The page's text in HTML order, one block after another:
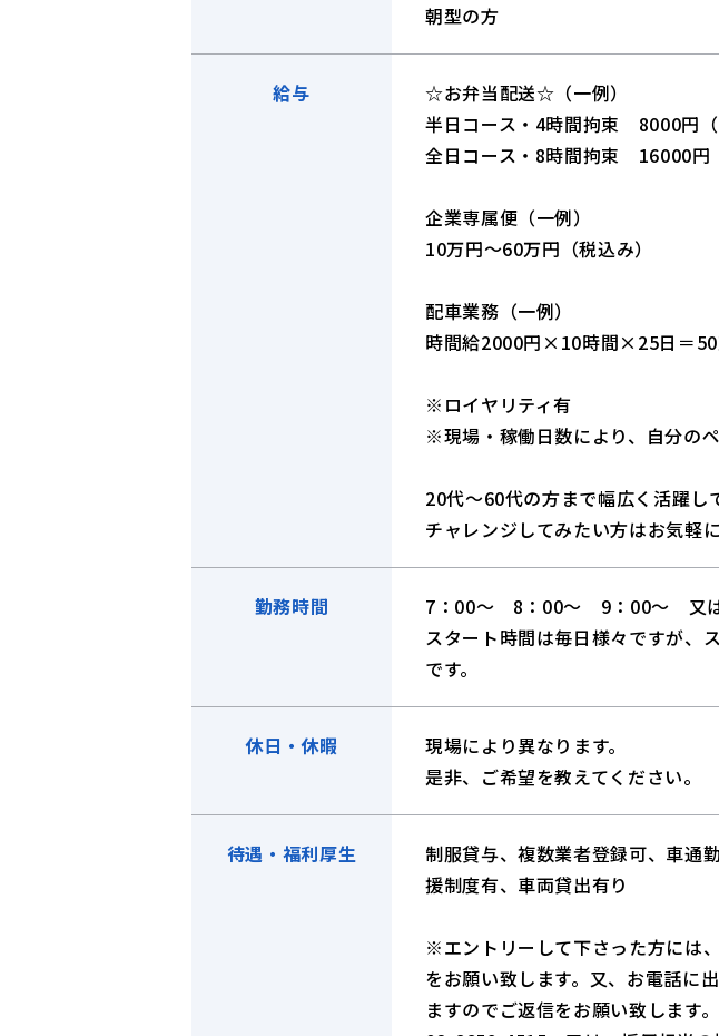
朝型の方
給与
☆お弁当配送☆（一例）
半日コース・4時間拘束 8000円（
全日コース・8時間拘束 16000円
企業専属便（一例）
10万円～60万円（税込み）
配車業務（一例）
時間給2000円×10時間×25日＝50
※ロイヤリティ有
※現場・稼働日数により、自分の
20代～60代の方まで幅広く活躍し
チャレンジしてみたい方はお気軽
勤務時間
7：00～ 8：00～ 9：00～ 又
スタート時間は毎日様々ですが、
です。
休日・休暇
現場により異なります。
是非、ご希望を教えてください。
待遇・福利厚生
制服貸与、複数業者登録可、車通
援制度有、車両貸出有り
※エントリーして下さった方には
をお願い致します。又、お電話に
ますのでご返信をお願い致します。